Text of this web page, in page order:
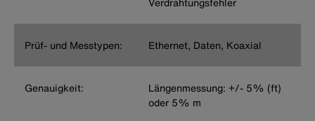
Prüf- und Messtypen: Ethernet, Daten, Koaxial
Genauigkeit:
Längenmessung: +/- 5% (ft)
oder 5% m